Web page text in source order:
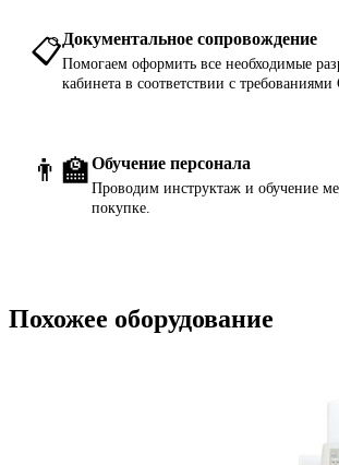
📋Документальное сопровождение
Помогаем оформить все необходимые
кабинета в соответствии с
👨‍🏫Обучение персонала
Проводим инструктаж и обучение
покупке.
Похожее оборудование